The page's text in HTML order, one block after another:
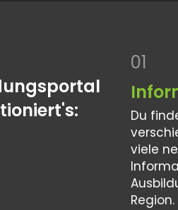
01
Du
viele
Region.